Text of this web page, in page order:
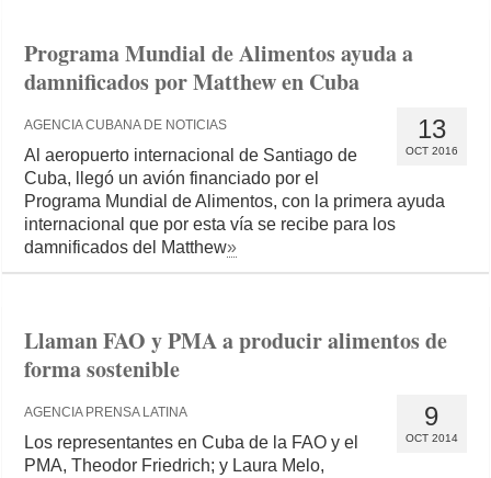
Programa Mundial de Alimentos ayuda a
damnificados por Matthew en Cuba
13
OCT 2016
AGENCIA CUBANA DE NOTICIAS
Al aeropuerto internacional de Santiago de
Cuba, llegó un avión financiado por el
Programa Mundial de Alimentos, con la primera ayuda
internacional que por esta vía se recibe para los
damnificados del Matthew»
Llaman FAO y PMA a producir alimentos de
forma sostenible
9
OCT 2014
AGENCIA PRENSA LATINA
Los representantes en Cuba de la FAO y el
PMA, Theodor Friedrich; y Laura Melo,